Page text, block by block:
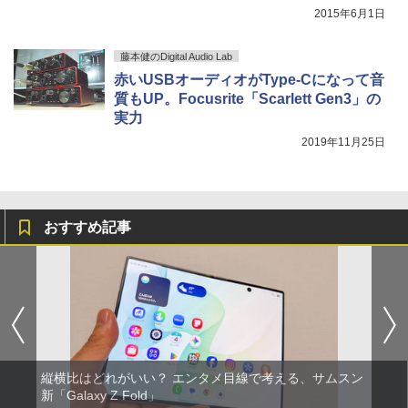
2015年6月1日
藤本健のDigital Audio Lab
赤いUSBオーディオがType-Cになって音
質もUP。Focusrite「Scarlett Gen3」の
実力
2019年11月25日
おすすめ記事
縦横比はどれがいい？ エンタメ目線で考える、サムスン
新「Galaxy Z Fold」